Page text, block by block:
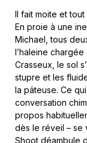
Il fait moite et
En proie à une
Michael, tous
l’haleine chargée
Crasseux, le sol
stupre et les
la pâteuse. Ce
conversation
propos
dès le réveil – se
Shoot déambule